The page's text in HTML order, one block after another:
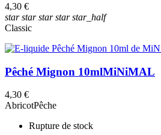
4,30 €
starstarstarstarstar_half
Classic
Pêché Mignon 10mlMiNiMAL
4,30 €
AbricotPêche
Rupture de stock